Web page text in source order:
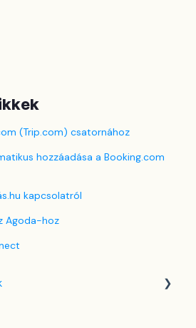
(Trip.com) csatornához
hozzáadása a Booking.com
kapcsolatról
Agoda-hoz